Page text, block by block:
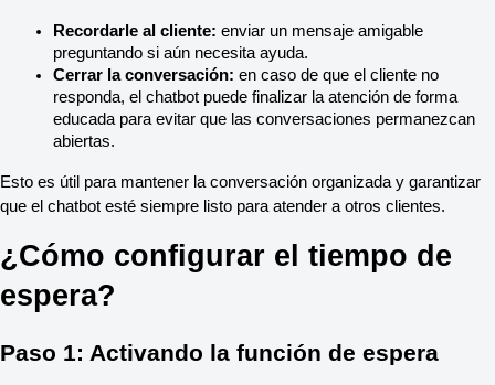
Recordarle al cliente: enviar un mensaje amigable
preguntando si aún necesita ayuda.
Cerrar la conversación: en caso de que el cliente no
responda, el chatbot puede finalizar la atención de forma
educada para evitar que las conversaciones permanezcan
abiertas.
Esto es útil para mantener la conversación organizada y garantizar
que el chatbot esté siempre listo para atender a otros clientes.
¿Cómo configurar el tiempo de
espera?
Paso 1: Activando la función de espera